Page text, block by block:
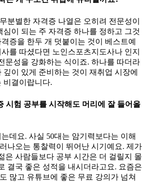
분별한 자격증 나열은 오히려 전문성이
심이 되는 주 자격증 하나를 정하고 그것
증을 한두 개 덧붙이는 것이 베스트예
를 따셨다면 노인스포츠지도사나 인지
문성을 강화하는 식이죠. 하나를 따더라
깊이 있게 준비하는 것이 재취업 시장에
비결이랍니다.
시험 공부를 시작해도 머리에 잘 들어올
데요. 사실 50대는 암기력보다는 이해
나오는 통찰력이 뛰어난 시기예요. 제가
은 사람들보다 공부 시간은 더 걸릴지 몰
결국 좋은 성적을 내시더라고요. 요즘은
많고 유튜브에 좋은 무료 강의가 넘쳐